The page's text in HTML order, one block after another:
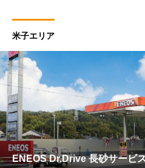
米子エリア
ENEOS Dr.Drive 長砂サービ